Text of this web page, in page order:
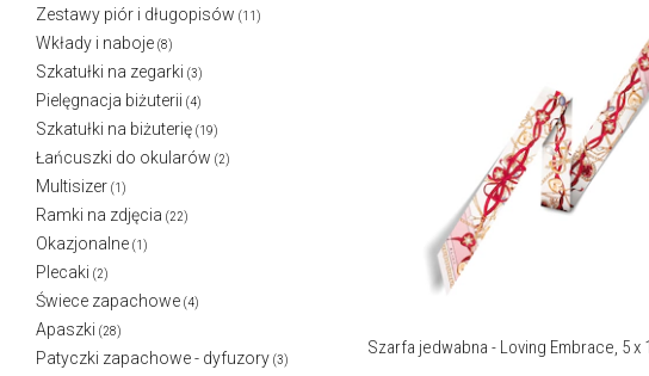
Zestawy piór i długopisów (11)
Wkłady i naboje (8)
Szkatułki na zegarki (3)
Pielęgnacja biżuterii (4)
Szkatułki na biżuterię (19)
Łańcuszki do okularów (2)
Multisizer (1)
Ramki na zdjęcia (22)
Okazjonalne (1)
Plecaki (2)
Świece zapachowe (4)
Apaszki (28)
Patyczki zapachowe - dyfuzory (3)
Szarfa jedwabna - Loving Embrace, 5 x